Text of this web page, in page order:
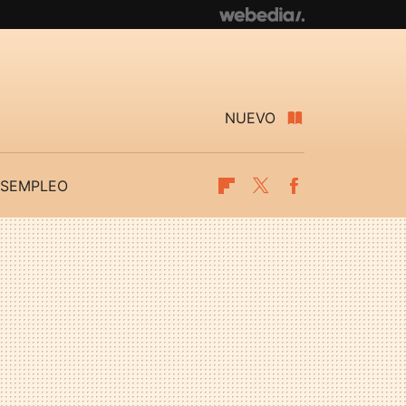
NUEVO
Flipboard
Twitter